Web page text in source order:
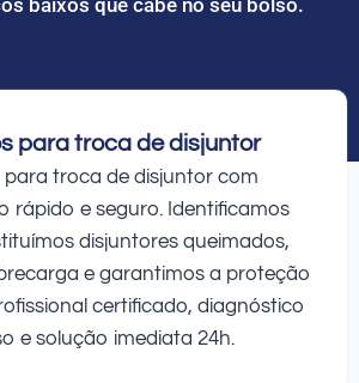
para troca de disjuntor
para troca de disjuntor com
rápido e seguro. Identificamos
disjuntores queimados,
e garantimos a proteção
certificado, diagnóstico
e solução imediata 24h.